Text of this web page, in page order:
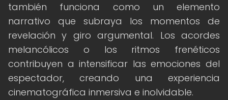
también funciona como un elemento
narrativo que subraya los momentos de
revelación y giro argumental. Los acordes
melancólicos o los ritmos frenéticos
contribuyen a intensificar las emociones del
espectador, creando una experiencia
cinematográfica inmersiva e inolvidable.